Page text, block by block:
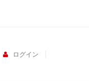
ログイン